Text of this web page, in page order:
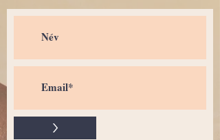
>